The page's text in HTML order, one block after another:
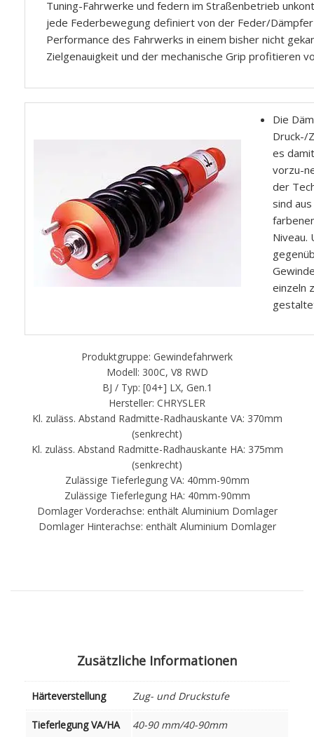
Tuning-Fahrwerke und federn im Straßenbetrieb
jede Federbewegung definiert von der Feder/
Performance des Fahrwerks in einem bisher nicht
Zielgenauigkeit und der mechanische Grip profitieren
Die
Druck-/
es
vorzu-
der
sind
Niveau.
einzeln
Produktgruppe: Gewindefahrwerk
Modell: 300C, V8 RWD
BJ / Typ: [04+] LX, Gen.1
Hersteller: CHRYSLER
Kl. zuläss. Abstand Radmitte-Radhauskante VA: 370mm
(senkrecht)
Kl. zuläss. Abstand Radmitte-Radhauskante HA: 375mm
(senkrecht)
Zulässige Tieferlegung VA: 40mm-90mm
Zulässige Tieferlegung HA: 40mm-90mm
Domlager Vorderachse: enthält Aluminium Domlager
Domlager Hinterachse: enthält Aluminium Domlager
Zusätzliche Informationen
Härteverstellung Zug- und Druckstufe
Tieferlegung VA/HA 40-90 mm/40-90mm